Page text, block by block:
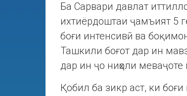
Ба Сарвари давлат
ихтиёрдоштаи ҷамъият 5
боғи интенсивӣ ва
Ташкили боғот дар ин
дар ин ҷо ниҳоли
Қобил ба зикр аст, ки